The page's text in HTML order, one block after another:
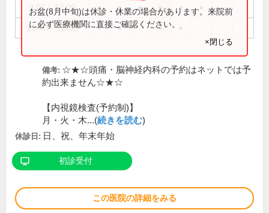
9:00～12:00 ● ● ● ● ●
15:30～18:30 ● ● ●
お盆(8月中旬)は休診・休業の場合があります。来院前
に必ず医療機関に直接ご確認ください。
×閉じる
備考: ☆★☆頭痛・脳神経内科の予約はネットでは予
約出来ません☆★☆
【内視鏡検査(予約制)】
月・火・木...(続きを読む)
休診日: 日、祝、年末年始
初診受付
この医院の詳細をみる